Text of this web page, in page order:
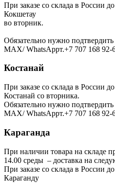
При заказе со склада в России
Кокшетау
во вторник.
Обязательно нужно
МАХ/ WhatsAppт.+7 707 168 92-
Костанай
При заказе со склада в России
Костанай со вторника.
Обязательно нужно
МАХ/ WhatsAppт.+7 707 168 92-
Караганда
При наличии товара на складе
14.00 среды – доставка на
При заказе со склада в России
Караганду